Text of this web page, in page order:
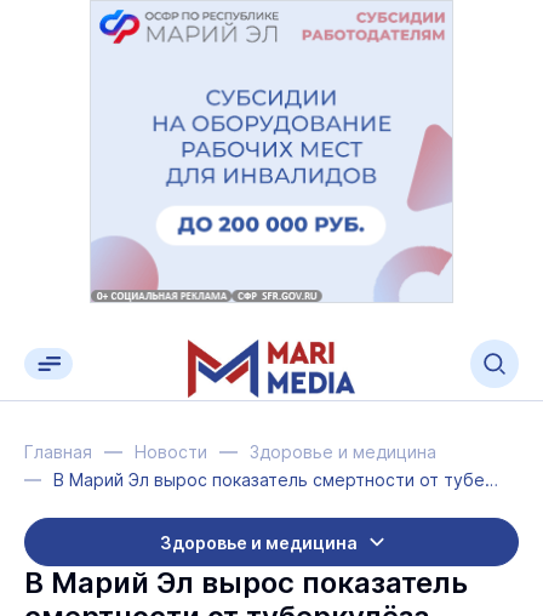
Главная Новости
Здоровье и медицина
В Марий Эл вырос показатель смертности от туберкулёза
Здоровье и медицина
В Марий Эл вырос показатель